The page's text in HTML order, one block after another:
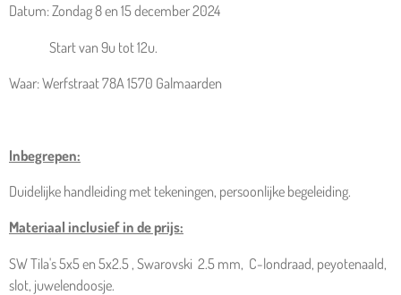
Datum: Zondag 8 en 15 december 2024
Start van 9u tot 12u.
Waar: Werfstraat 78A 1570 Galmaarden
Inbegrepen:
Duidelijke handleiding met tekeningen, persoonlijke begeleiding.
Materiaal inclusief in de prijs:
SW Tila's 5x5 en 5x2.5 , Swarovski 2.5 mm, C-londraad, peyotenaald,
slot, juwelendoosje.